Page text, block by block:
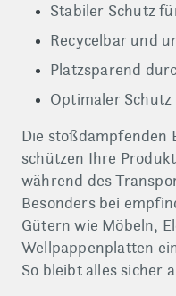
Stabiler Schutz
Recycelbar und
Platzsparend
Optimaler
Die stoßdämpfenden
schützen Ihre
während des
Besonders bei
Gütern wie Möbeln,
Wellpappenplatten
So bleibt alles sicher